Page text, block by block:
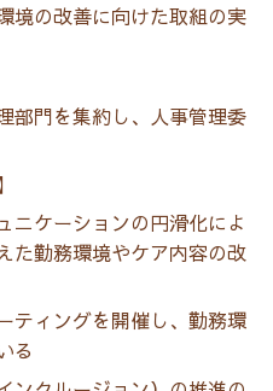
境の改善に向けた取組の実
門を集約し、人事管理委
ニケーションの円滑化によ
た勤務環境やケア内容の改
ィングを開催し、勤務環
る